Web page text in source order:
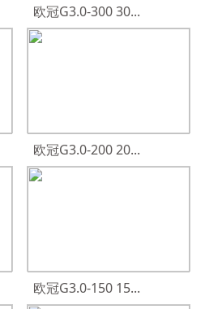
欧冠G3.0-300 30...
欧冠G3.0-200 20...
欧冠G3.0-150 15...